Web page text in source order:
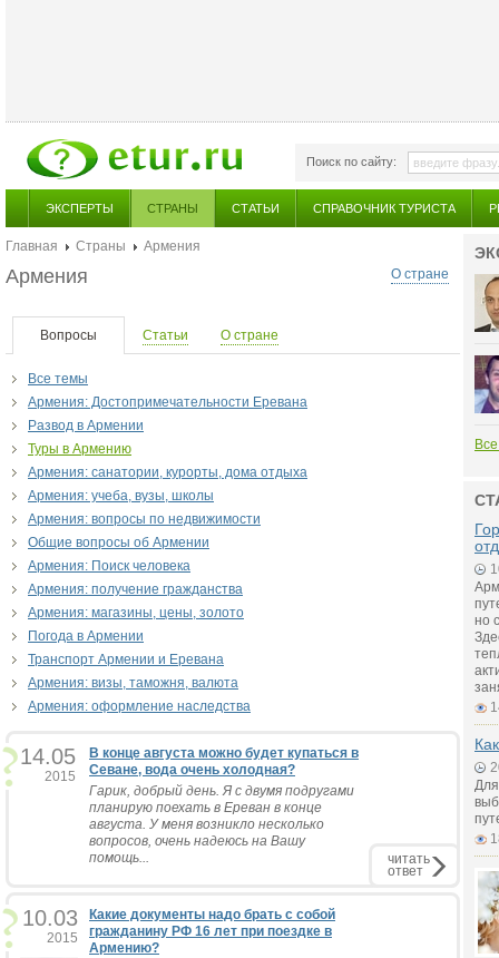
Поиск по сайту:
ЭКСПЕРТЫ СТРАНЫ СТАТЬИ СПРАВОЧНИК ТУРИСТА
Главная Страны
Армения
О стране
Армения
Вопросы Статьи О стране
Все темы
Армения: Достопримечательности Еревана
Развод в Армении
Туры в Армению
Армения: санатории, курорты, дома отдыха
Армения: учеба, вузы, школы
Армения: вопросы по недвижимости
Общие вопросы об Армении
Армения: Поиск человека
Армения: получение гражданства
Армения: магазины, цены, золото
Погода в Армении
Транспорт Армении и Еревана
Армения: визы, таможня, валюта
Армения: оформление наследства
14.05
2015
В конце августа можно будет купаться в
Севане, вода очень холодная?
Гарик, добрый день. Я с двумя подругами
планирую поехать в Ереван в конце
августа. У меня возникло несколько
вопросов, очень надеюсь на Вашу
помощь...
читать
ответ
10.03
2015
Какие документы надо брать с собой
гражданину РФ 16 лет при поездке в
Армению?
но